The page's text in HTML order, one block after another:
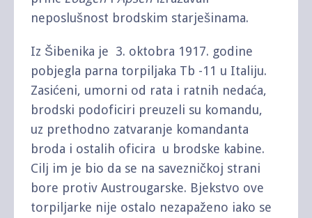
neposlušnost brodskim starješinama.
Iz Šibenika je 3. oktobra 1917. godine
pobjegla parna torpiljaka Tb -11 u Italiju.
Zasićeni, umorni od rata i ratnih nedaća,
brodski podoficiri preuzeli su komandu,
uz prethodno zatvaranje komandanta
broda i ostalih oficira u brodske kabine.
Cilj im je bio da se na savezničkoj strani
bore protiv Austrougarske. Bjekstvo ove
torpiljarke nije ostalo nezapaženo iako se